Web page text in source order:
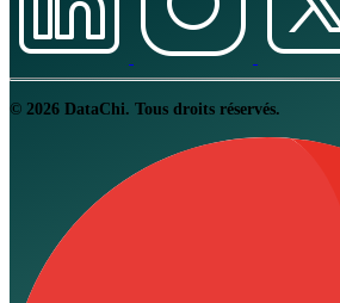
© 2026 DataChi. Tous droits réservés.